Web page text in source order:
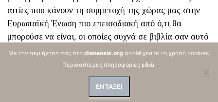
αιτίες που κάνουν τη συμμετοχή της χώρας μας στην
Ευρωπαϊκή Ένωση πιο επεισοδιακή από ό,τι θα
μπορούσε να είναι, οι οποίες συχνά σε βιβλία σαν αυτό
παραλείπονται, είτε ως ευκόλως εννοούμενες είτε ως
υπερβολικά περίπλοκες και άβολες. Πρόκειται για την
κουλτούρα, τον πολιτικό πολιτισμό της χώρας, που
επηρεάζει κάθε έκφανση της πολιτικής ζωής.
Με την περιήγησή σας στο dianeosis.org αποδέχεστε τη χρήση cookies.
Περισσότερες πληροφορίες εδώ.
ΕΝΤΑΞΕΙ